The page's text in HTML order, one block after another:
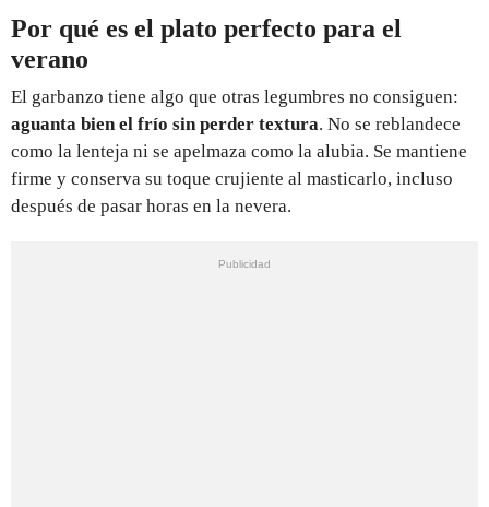
Por qué es el plato perfecto para el
verano
El garbanzo tiene algo que otras legumbres no consiguen:
aguanta bien el frío sin perder textura. No se reblandece
como la lenteja ni se apelmaza como la alubia. Se mantiene
firme y conserva su toque crujiente al masticarlo, incluso
después de pasar horas en la nevera.